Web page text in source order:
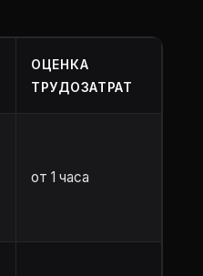
ОЦЕНКА
ТРУДОЗАТРАТ
от 1 часа